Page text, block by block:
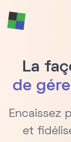
La
de
Encaissez
et